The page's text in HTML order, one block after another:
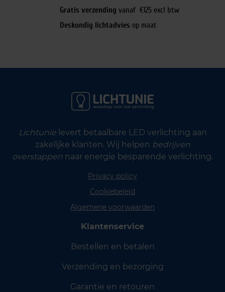
Gratis verzending vanaf €125 excl btw
Deskundig lichtadvies op maat
Lichtunielevert betaalbare LED verlichting aan
zakelijke klanten. Wij helpen bedrijven
overstappen naar energie besparende verlichting.
Privacy policy
Cookiebeleid
Algemene voorwaarden
Klantenservice
Bestellen en betalen
Verzending en bezorging
Garantie en retouren